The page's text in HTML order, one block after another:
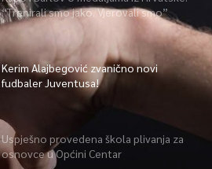
“Trenirali smo jako. Vjerovali smo”
Kerim Alajbegović zvanično novi
fudbaler Juventusa!
Uspješno provedena škola plivanja za
osnovce u Općini Centar